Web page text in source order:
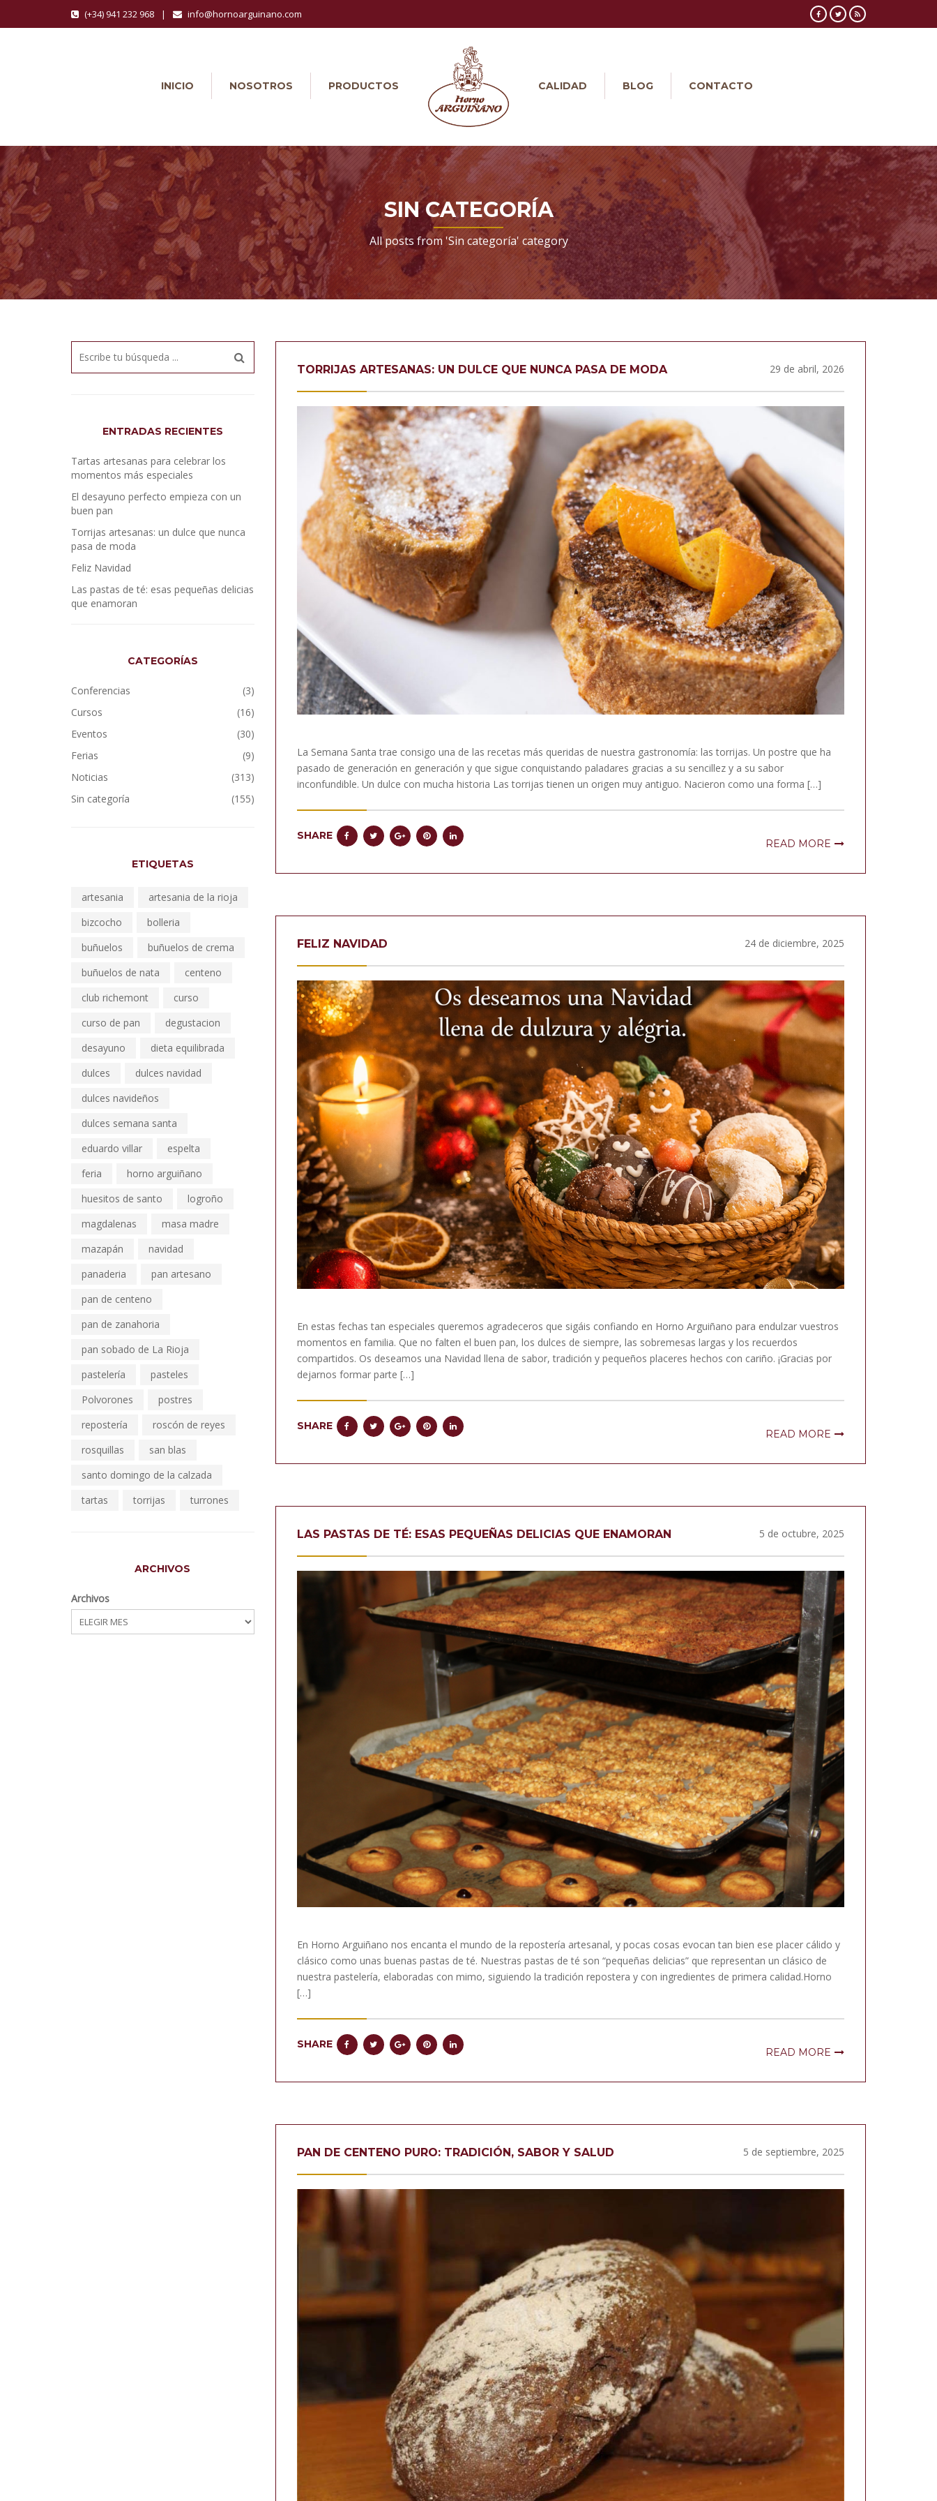
(+34) 941 232 968 | info@hornoarguinano.com
INICIO NOSOTROS PRODUCTOS CALIDAD BLOG CONTACTO
SIN CATEGORÍA
All posts from 'Sin categoría' category
TORRIJAS ARTESANAS: UN DULCE QUE NUNCA PASA DE MODA 29 de abril, 2026
La Semana Santa trae consigo una de las recetas más queridas de nuestra gastronomía: las torrijas. Un postre que ha
pasado de generación en generación y que sigue conquistando paladares gracias a su sencillez y a su sabor
inconfundible. Un dulce con mucha historia Las torrijas tienen un origen muy antiguo. Nacieron como una forma […]
SHARE
READ MORE
FELIZ NAVIDAD 24 de diciembre, 2025
En estas fechas tan especiales queremos agradeceros que sigáis confiando en Horno Arguiñano para endulzar vuestros
momentos en familia. Que no falten el buen pan, los dulces de siempre, las sobremesas largas y los recuerdos
compartidos. Os deseamos una Navidad llena de sabor, tradición y pequeños placeres hechos con cariño. ¡Gracias por
dejarnos formar parte […]
SHARE
READ MORE
LAS PASTAS DE TÉ: ESAS PEQUEÑAS DELICIAS QUE ENAMORAN 5 de octubre, 2025
En Horno Arguiñano nos encanta el mundo de la repostería artesanal, y pocas cosas evocan tan bien ese placer cálido y
clásico como unas buenas pastas de té. Nuestras pastas de té son “pequeñas delicias” que representan un clásico de
nuestra pastelería, elaboradas con mimo, siguiendo la tradición repostera y con ingredientes de primera calidad.Horno
[…]
SHARE
READ MORE
PAN DE CENTENO PURO: TRADICIÓN, SABOR Y SALUD 5 de septiembre, 2025
ENTRADAS RECIENTES
Tartas artesanas para celebrar los
momentos más especiales
El desayuno perfecto empieza con un
buen pan
Torrijas artesanas: un dulce que nunca
pasa de moda
Feliz Navidad
Las pastas de té: esas pequeñas delicias
que enamoran
CATEGORÍAS
Conferencias
(3)
Cursos
(16)
Eventos
(30)
Ferias
(9)
Noticias
(313)
Sin categoría
(155)
ETIQUETAS
artesania
artesania de la rioja
bizcocho
bolleria
buñuelos
buñuelos de crema
buñuelos de nata
centeno
club richemont
curso
curso de pan
degustacion
desayuno
dieta equilibrada
dulces
dulces navidad
dulces navideños
dulces semana santa
eduardo villar
espelta
feria
horno arguiñano
huesitos de santo
logroño
magdalenas
masa madre
mazapán
navidad
panaderia
pan artesano
pan de centeno
pan de zanahoria
pan sobado de La Rioja
pastelería
pasteles
Polvorones
postres
repostería
roscón de reyes
rosquillas
san blas
santo domingo de la calzada
tartas
torrijas turrones
ARCHIVOS
Archivos